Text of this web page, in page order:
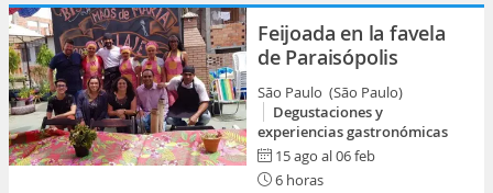
Feijoada en la favela
de Paraisópolis
São Paulo (São Paulo)
Degustaciones y
experiencias gastronómicas
15 ago al 06 feb
6 horas